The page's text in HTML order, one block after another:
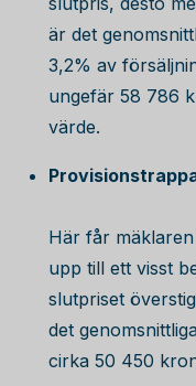
är det
3,2% av
ungefär 58 786
värde.
Här får
upp till ett visst
slutpriset
det
cirka 50 450